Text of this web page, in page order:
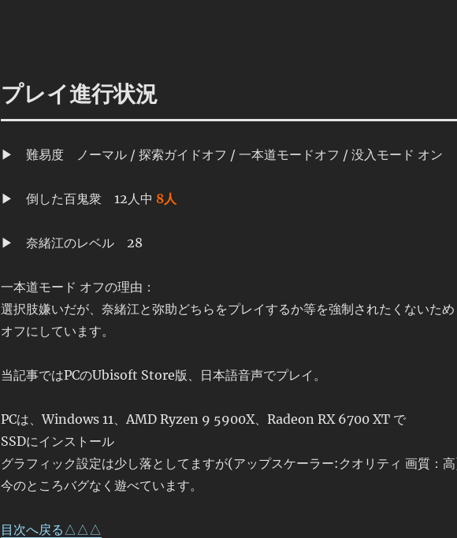
プレイ進行状況
▶ 難易度 ノーマル / 探索ガイドオフ / 一本道モードオフ / 没入モード オン
▶ 倒した百鬼衆 12人中 8人
▶ 奈緒江のレベル 28
一本道モード オフの理由：
選択肢嫌いだが、奈緒江と弥助どちらをプレイするか等を強制されたくないため
オフにしています。
当記事ではPCのUbisoft Store版、日本語音声でプレイ。
PCは、Windows 11、AMD Ryzen 9 5900X、Radeon RX 6700 XT で
SSDにインストール
グラフィック設定は少し落としてますが(アップスケーラー:クオリティ 画質：
今のところバグなく遊べています。
目次へ戻る△△△